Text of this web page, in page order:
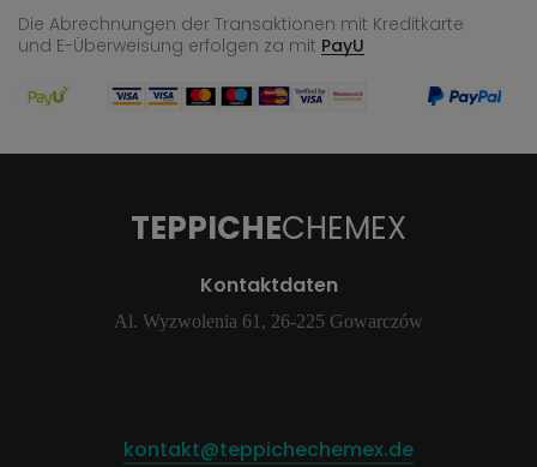
Die Abrechnungen der Transaktionen mit Kreditkarte
und E-Überweisung erfolgen za mit PayU
TEPPICHECHEMEX
Kontaktdaten
Al. Wyzwolenia 61, 26-225 Gowarczów
kontakt@teppichechemex.de